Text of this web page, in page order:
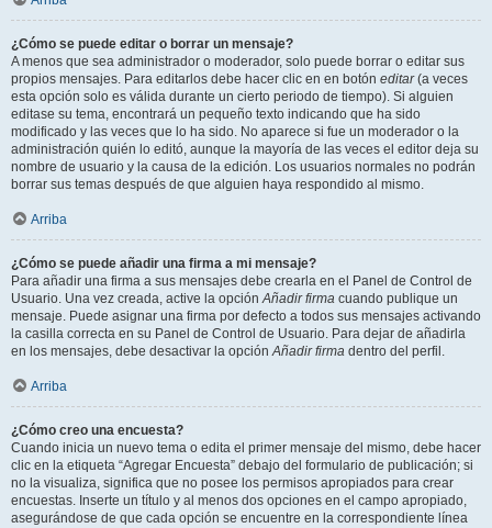
¿Cómo se puede editar o borrar un mensaje?
A menos que sea administrador o moderador, solo puede borrar o editar sus
propios mensajes. Para editarlos debe hacer clic en en botón editar(a veces
esta opción solo es válida durante un cierto periodo de tiempo). Si alguien
editase su tema, encontrará un pequeño texto indicando que ha sido
modificado y las veces que lo ha sido. No aparece si fue un moderador o la
administración quién lo editó, aunque la mayoría de las veces el editor deja su
nombre de usuario y la causa de la edición. Los usuarios normales no podrán
borrar sus temas después de que alguien haya respondido al mismo.
Arriba
¿Cómo se puede añadir una firma a mi mensaje?
Para añadir una firma a sus mensajes debe crearla en el Panel de Control de
Usuario. Una vez creada, active la opciónAñadir firma cuando publique un
mensaje. Puede asignar una firma por defecto a todos sus mensajes activando
la casilla correcta en su Panel de Control de Usuario. Para dejar de añadirla
en los mensajes, debe desactivar la opciónAñadir firma dentro del perfil.
Arriba
¿Cómo creo una encuesta?
Cuando inicia un nuevo tema o edita el primer mensaje del mismo, debe hacer
clic en la etiqueta “Agregar Encuesta” debajo del formulario de publicación; si
no la visualiza, significa que no posee los permisos apropiados para crear
encuestas. Inserte un título y al menos dos opciones en el campo apropiado,
asegurándose de que cada opción se encuentre en la correspondiente línea